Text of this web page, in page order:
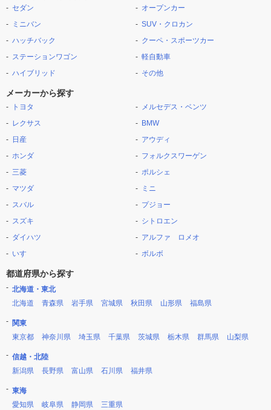
セダン
ミニバン
ハッチバック
ステーションワゴン
ハイブリッド
オープンカー
SUV・クロカン
クーペ・スポーツカー
軽自動車
その他
メーカーから探す
トヨタ
レクサス
日産
ホンダ
三菱
マツダ
スバル
スズキ
ダイハツ
いすゞ
メルセデス・ベンツ
BMW
アウディ
フォルクスワーゲン
ポルシェ
ミニ
プジョー
シトロエン
アルファ ロメオ
ボルボ
都道府県から探す
北海道・東北
北海道
青森県 岩手県 宮城県 秋田県 山形県 福島県
関東
東京都
神奈川県 埼玉県 千葉県 茨城県 栃木県 群馬県 山梨県
信越・北陸
新潟県
長野県 富山県 石川県 福井県
東海
愛知県
岐阜県 静岡県 三重県